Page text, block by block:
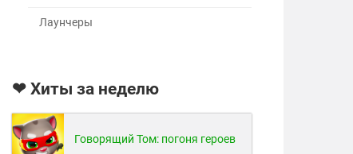
Лаунчеры
❤ Хиты за неделю
Говорящий Том: погоня героев